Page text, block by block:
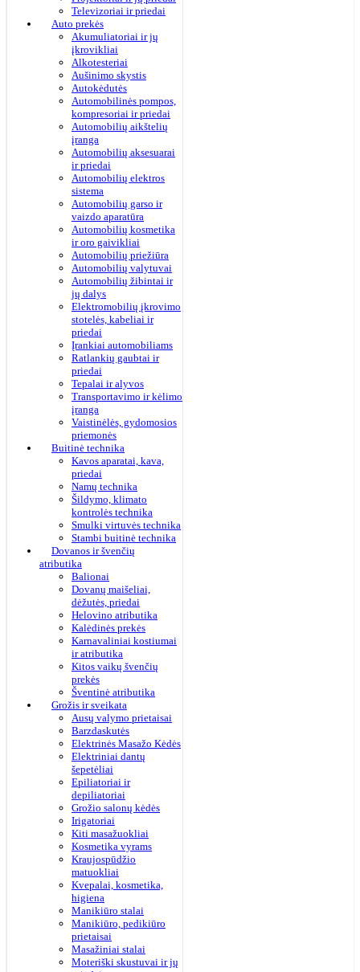
Televizoriai ir priedai
Auto prekės
Akumuliatoriai ir jų
įkrovikliai
Alkotesteriai
Aušinimo skystis
Autokėdutės
Automobilinės pompos,
kompresoriai ir priedai
Automobilių aikštelių
įranga
Automobilių aksesuarai
ir priedai
Automobilių elektros
sistema
Automobilių garso ir
vaizdo aparatūra
Automobilių kosmetika
ir oro gaivikliai
Automobilių priežiūra
Automobilių valytuvai
Automobilių žibintai ir
jų dalys
Elektromobilių įkrovimo
stotelės, kabeliai ir
priedai
Įrankiai automobiliams
Ratlankių gaubtai ir
priedai
Tepalai ir alyvos
Transportavimo ir kėlimo
įranga
Vaistinėlės, gydomosios
priemonės
Buitinė technika
Kavos aparatai, kava,
priedai
Namų technika
Šildymo, klimato
kontrolės technika
Smulki virtuvės technika
Stambi buitinė technika
Dovanos ir švenčių
atributika
Balionai
Dovanų maišeliai,
dėžutės, priedai
Helovino atributika
Kalėdinės prekės
Karnavaliniai kostiumai
ir atributika
Kitos vaikų švenčių
prekės
Šventinė atributika
Grožis ir sveikata
Ausų valymo prietaisai
Barzdaskutės
Elektrinės Masažo Kėdės
Elektriniai dantų
šepetėliai
Epiliatoriai ir
depiliatoriai
Grožio salonų kėdės
Irigatoriai
Kiti masažuokliai
Kosmetika vyrams
Kraujospūdžio
matuokliai
Kvepalai, kosmetika,
higiena
Manikiūro stalai
Manikiūro, pedikiūro
prietaisai
Masažiniai stalai
Moteriški skustuvai ir jų